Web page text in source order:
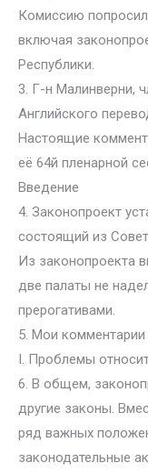
Комиссию
включая
Республики.
3. Г-н Малинверни,
Английского
Настоящие
её 64й пленарной
Введение
4. Законопроект
состоящий из
Из законопроекта
две палаты не
прерогативами.
5. Мои
I. Проблемы
6. В общем,
другие законы.
ряд важных
законодательные